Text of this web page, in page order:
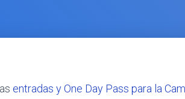
entradas y One Day Pass para la